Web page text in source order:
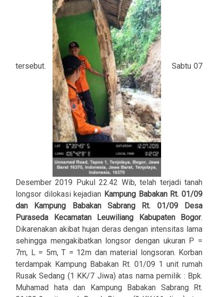
tersebut. Sabtu 07
Desember 2019 Pukul 22.42 Wib, telah terjadi tanah
longsor dilokasi kejadian Kampung Babakan Rt. 01/09
dan Kampung Babakan Sabrang Rt. 01/09 Desa
Puraseda Kecamatan Leuwiliang Kabupaten Bogor.
Dikarenakan akibat hujan deras dengan intensitas lama
sehingga mengakibatkan longsor dengan ukuran P =
7m, L = 5m, T = 12m dan material longsoran. Korban
terdampak Kampung Babakan Rt. 01/09 1 unit rumah
Rusak Sedang (1 KK/7 Jiwa) atas nama pemilik : Bpk.
Muhamad hata dan Kampung Babakan Sabrang Rt.